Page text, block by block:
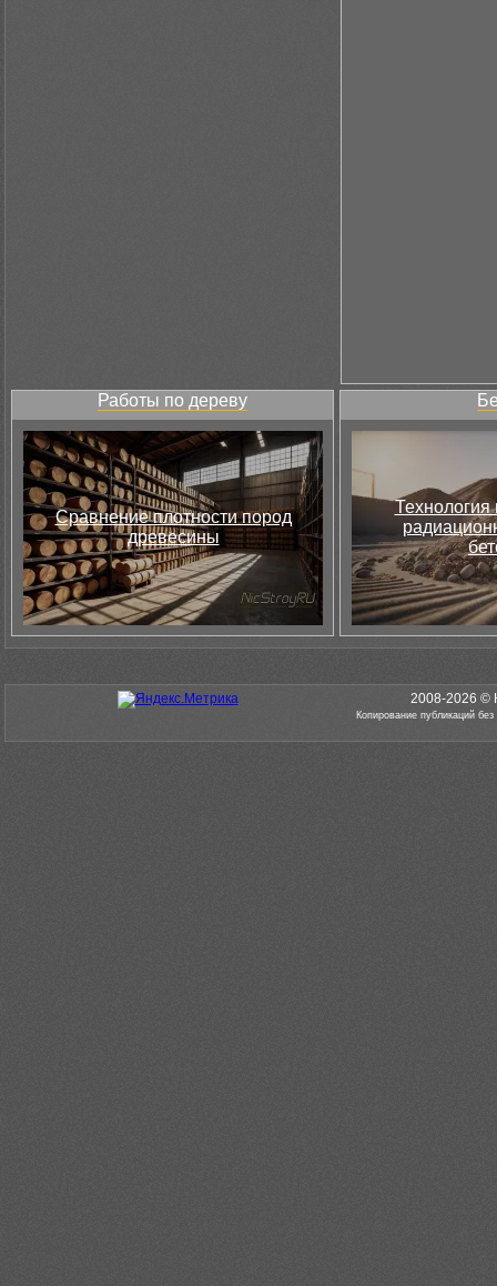
Работы по дереву
Сравнение плотности пород
древесины
Технология
2008-2026 ©
Копирование публикаций